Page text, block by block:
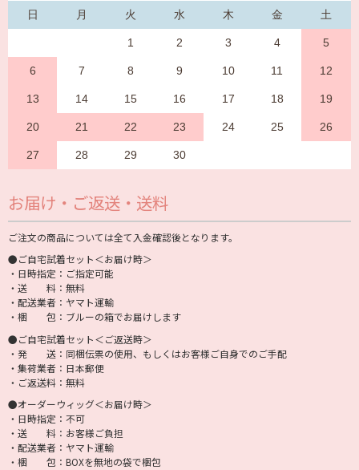
日 月 火 水 木 金 土
1 2 3 4 5
6 7 8 9 10 11 12
13 14 15 16 17 18 19
20 21 22 23 24 25 26
27 28 29 30
お届け・ご返送・送料
ご注文の商品については全て入金確認後となります。
●ご自宅試着セット＜お届け時＞
・日時指定：ご指定可能
・送 料：無料
・配送業者：ヤマト運輸
・梱 包：ブルーの箱でお届けします
●ご自宅試着セット＜ご返送時＞
・発 送：同梱伝票の使用、もしくはお客様ご自身でのご手配
・集荷業者：日本郵便
・ご返送料：無料
●オーダーウィッグ＜お届け時＞
・日時指定：不可
・送 料：お客様ご負担
・配送業者：ヤマト運輸
・梱 包：BOXを無地の袋で梱包